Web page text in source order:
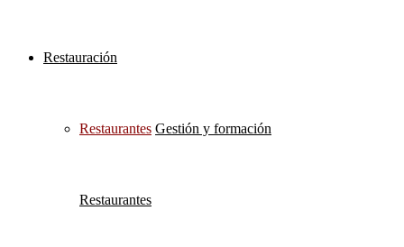
Restauración
Restaurantes Gestión y formación
Restaurantes